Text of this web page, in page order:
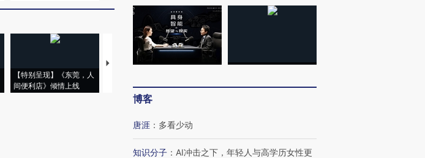
【特别呈现】《东莞，人
间便利店》倾情上线
【推广】走进第四届链博
有意思的生活方式·第三对
【商旅对话】华住集团
住三大增长引擎是什么？
博客
唐涯 ： 多看少动
知识分子 ： AI冲击之下，年轻人与高学历女性更